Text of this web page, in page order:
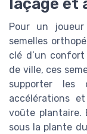
laçage et
Pour un
semelles
clé d’un
de ville, ces
supporter les
accélérations
voûte plantaire.
sous la plante